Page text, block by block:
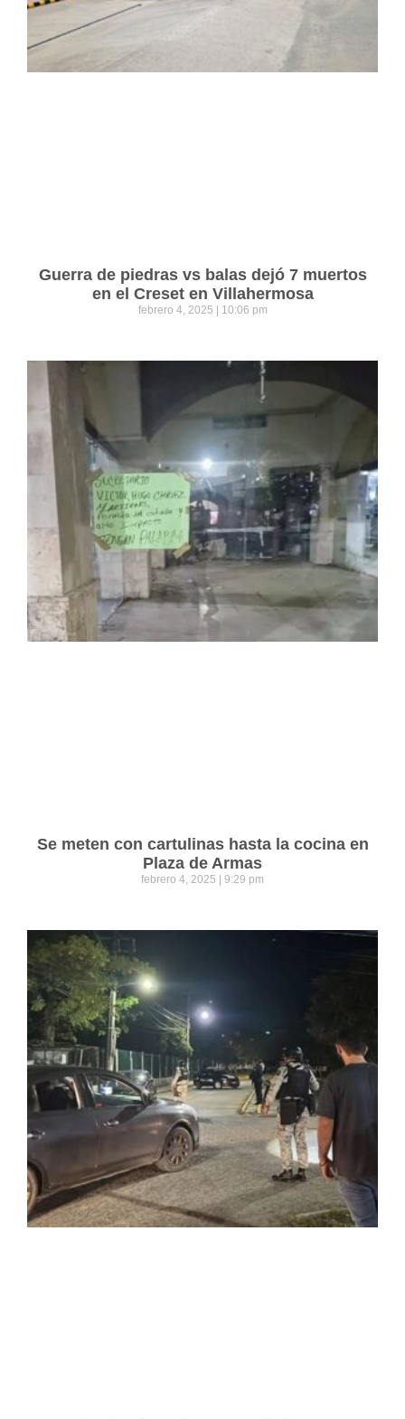
Guerra de piedras vs balas dejó 7 muertos
en el Creset en Villahermosa
febrero 4, 2025 10:06 pm
Se meten con cartulinas hasta la cocina en
Plaza de Armas
febrero 4, 2025 9:29 pm